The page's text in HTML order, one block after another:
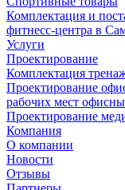
Комплектация и
фитнесс-центра в
Услуги
Проектирование
Комплектация
Проектирование
рабочих мест
Проектирование
Компания
О компании
Новости
Отзывы